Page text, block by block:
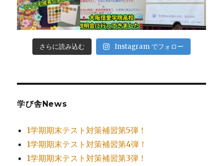
さらに読み込む Instagram でフォロー
学び舎News
1学期期末テスト対策補習第5弾！
1学期期末テスト対策補習第4弾！
1学期期末テスト対策補習第3弾！